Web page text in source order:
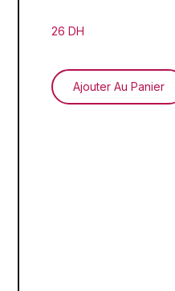
26 DH
Ajouter Au Panier